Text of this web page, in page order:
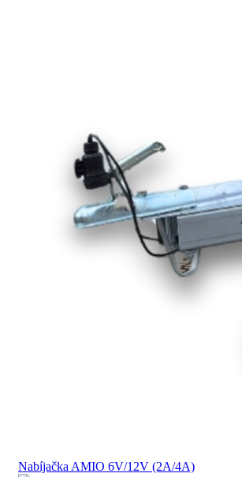
Nabíjačka AMIO 6V/12V (2A/4A)